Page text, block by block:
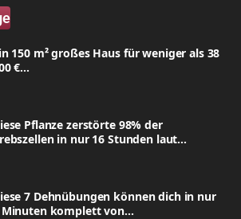
150 m² großes Haus für weniger als 38
€...
Pflanze zerstörte 98% der
in nur 16 Stunden laut...
7 Dehnübungen können dich in nur
Minuten komplett von...